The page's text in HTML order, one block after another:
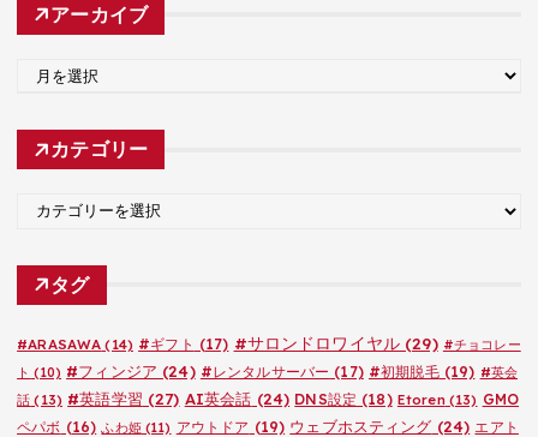
アーカイブ
カ
カテゴリー
ゴ
タグ
#ARASAWA (14) #ギフト (17) #サロンドロワイヤル(29) #チョコレー
ト (10) #フィンジア (24) #レンタルサーバー (17) #初期脱毛(19) #英会
話 (13) #英語学習 (27) AI英会話 (24) DNS設定 (18) Etoren(13) GMO
ペパボ (16) ふわ姫(11) アウトドア (19) ウェブホスティング (24) エアト